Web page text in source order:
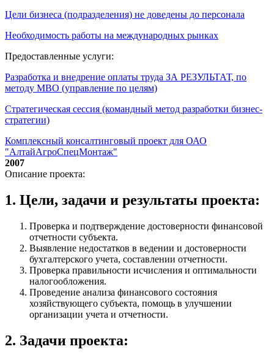
Цели бизнеса (подразделения) не доведены до персонала
Необходимость работы на международных рынках
Предоставленные услуги:
Разработка и внедрение оплаты труда ЗА РЕЗУЛЬТАТ, по
методу МВО (управление по целям)
Стратегическая сессия (командный метод разработки бизнес-
стратегии)
Комплексный консалтинговый проект для ОАО
"АлтайАгроСпецМонтаж"
2007
Описание проекта:
1. Цели, задачи и результаты проекта:
Проверка и подтверждение достоверности финансовой
отчетности субъекта.
Выявление недостатков в ведении и достоверности
бухгалтерского учета, составлении отчетности.
Проверка правильности исчисления и оптимальности
налогообложения.
Проведение анализа финансового состояния
хозяйствующего субъекта, помощь в улучшении
организации учета и отчетности.
2. Задачи проекта: